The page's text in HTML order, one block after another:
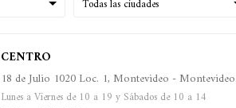
CENTRO
18 de Julio 1020 Loc. 1, Montevideo - Montevideo.
Lunes a Viernes de 10 a 19 y Sábados de 10 a 14